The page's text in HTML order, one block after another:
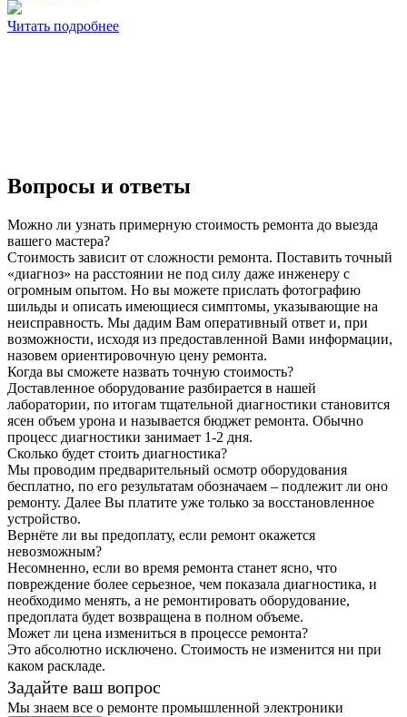
Читать подробнее
Вопросы и ответы
Можно ли узнать примерную стоимость ремонта до выезда
вашего мастера?
Стоимость зависит от сложности ремонта. Поставить точный
«диагноз» на расстоянии не под силу даже инженеру с
огромным опытом. Но вы можете прислать фотографию
шильды и описать имеющиеся симптомы, указывающие на
неисправность. Мы дадим Вам оперативный ответ и, при
возможности, исходя из предоставленной Вами информации,
назовем ориентировочную цену ремонта.
Когда вы сможете назвать точную стоимость?
Доставленное оборудование разбирается в нашей
лаборатории, по итогам тщательной диагностики становится
ясен объем урона и называется бюджет ремонта. Обычно
процесс диагностики занимает 1-2 дня.
Сколько будет стоить диагностика?
Мы проводим предварительный осмотр оборудования
бесплатно, по его результатам обозначаем – подлежит ли оно
ремонту. Далее Вы платите уже только за восстановленное
устройство.
Вернёте ли вы предоплату, если ремонт окажется
невозможным?
Несомненно, если во время ремонта станет ясно, что
повреждение более серьезное, чем показала диагностика, и
необходимо менять, а не ремонтировать оборудование,
предоплата будет возвращена в полном объеме.
Может ли цена измениться в процессе ремонта?
Это абсолютно исключено. Стоимость не изменится ни при
каком раскладе.
Задайте ваш вопрос
Мы знаем все о ремонте промышленной электроники